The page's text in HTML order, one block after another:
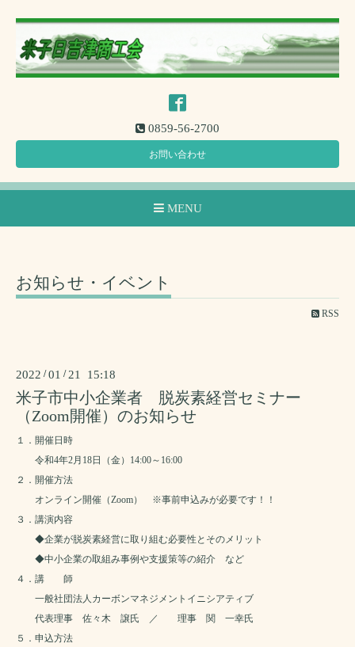
0859-56-2700
お問い合わせ
MENU
お知らせ・イベント
RSS
2022 /01 / 21 15:18
米子市中小企業者 脱炭素経営セミナー
（Zoom開催）のお知らせ
１．開催日時
令和4年2月18日（金）14:00～16:00
２．開催方法
オンライン開催（Zoom） ※事前申込みが必要です！！
３．講演内容
◆企業が脱炭素経営に取り組む必要性とそのメリット
◆中小企業の取組み事例や支援策等の紹介 など
４．講 師
一般社団法人カーボンマネジメントイニシアティブ
代表理事 佐々木 譲氏 ／ 理事 関 一幸氏
５．申込方法